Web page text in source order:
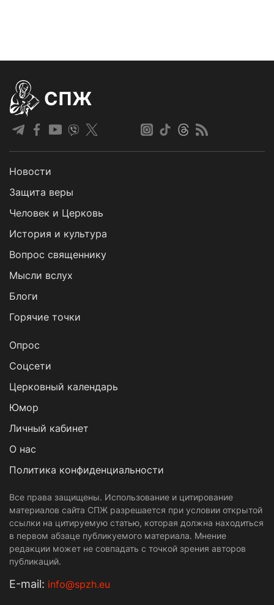
СПЖ
Новости
Защита веры
Человек и Церковь
История и культура
Вопрос священнику
Мысли вслух
Блоги
Горячие точки
Опрос
Cоцсети
Церковный календарь
Юмор
Личный кабинет
О нас
Политика конфиденциальности
Все права защищены. Использование и цитирование
материалов сайта СПЖ разрешается при условии открытой
ссылки на цитируемую статью, которая должна находиться
в первом абзаце публикуемого материала. Мнение
редакции может не совпадать с точкой зрения авторов
публикаций.
Е-mail: info@spzh.eu